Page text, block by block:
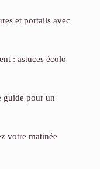
et portails avec
: astuces écolo
guide pour un
votre matinée